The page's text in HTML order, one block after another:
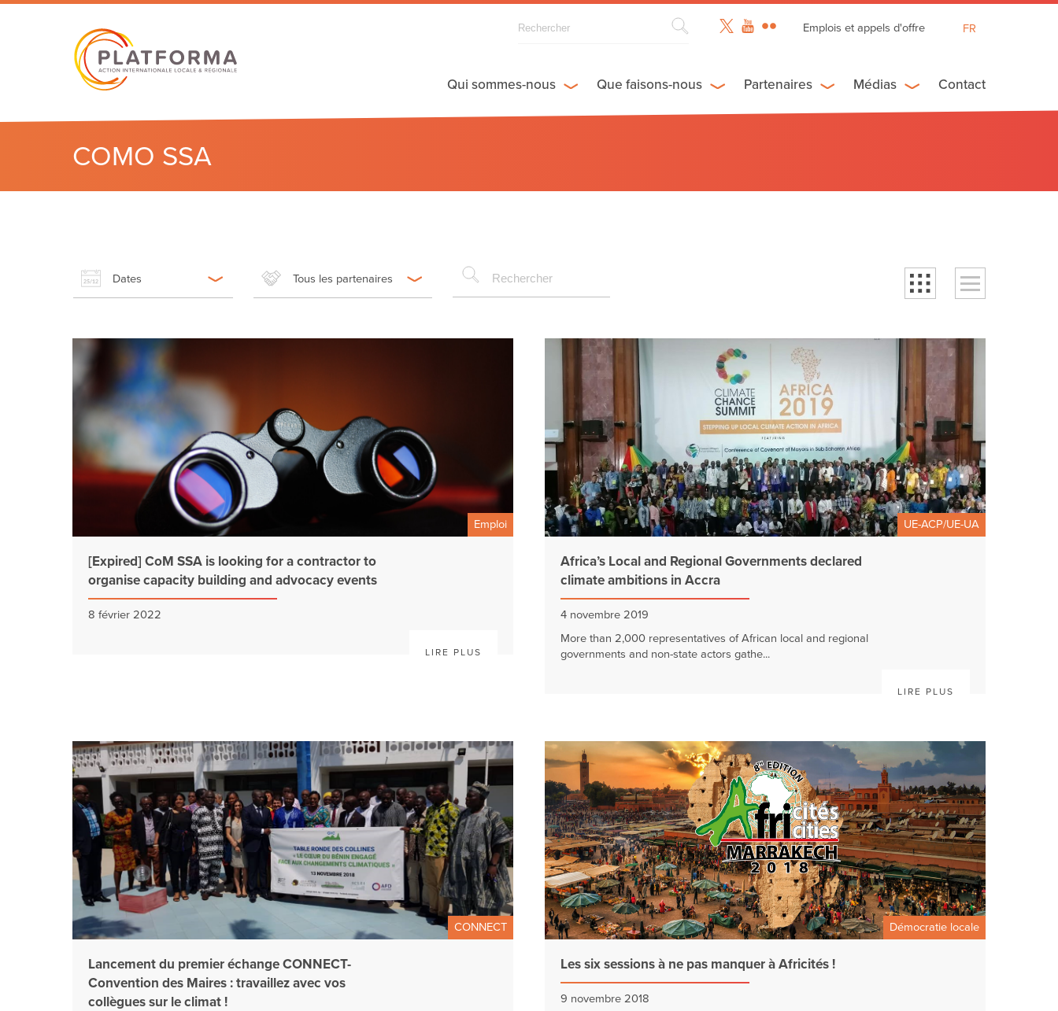
COMO SSA
Emplois et appels d'offre
FR
ES
Qui sommes-nous Que faisons-nous Partenaires Médias Contact
Dates Tous les partenaires
Emploi
[Expired] CoM SSA is looking for a contractor to
organise capacity building and advocacy events
8 février 2022
LIRE PLUS
UE-ACP/UE-UA
Africa’s Local and Regional Governments declared
climate ambitions in Accra
4 novembre 2019
More than 2,000 representatives of African local and regional
governments and non-state actors gathe...
LIRE PLUS
CONNECT
Lancement du premier échange CONNECT-
Convention des Maires : travaillez avec vos
collègues sur le climat !
Démocratie locale
Les six sessions à ne pas manquer à Africités !
9 novembre 2018